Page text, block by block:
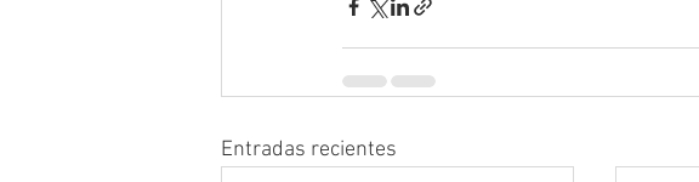
Entradas recientes